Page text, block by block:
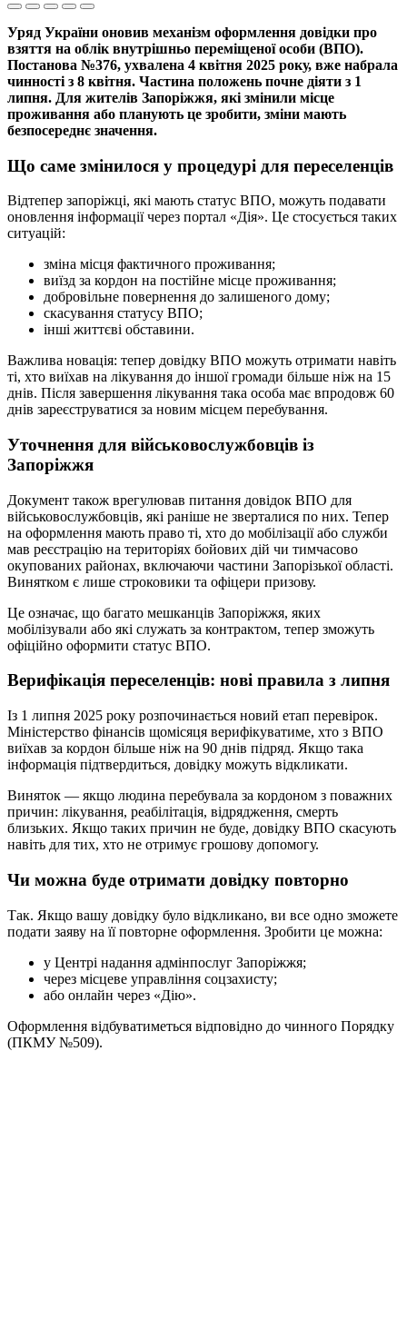
Уряд України оновив механізм оформлення довідки про
взяття на облік внутрішньо переміщеної особи (ВПО).
Постанова №376, ухвалена 4 квітня 2025 року, вже набрала
чинності з 8 квітня. Частина положень почне діяти з 1
липня. Для жителів Запоріжжя, які змінили місце
проживання або планують це зробити, зміни мають
безпосереднє значення.
Що саме змінилося у процедурі для переселенців
Відтепер запоріжці, які мають статус ВПО, можуть подавати
оновлення інформації через портал «Дія». Це стосується таких
ситуацій:
зміна місця фактичного проживання;
виїзд за кордон на постійне місце проживання;
добровільне повернення до залишеного дому;
скасування статусу ВПО;
інші життєві обставини.
Важлива новація: тепер довідку ВПО можуть отримати навіть
ті, хто виїхав на лікування до іншої громади більше ніж на 15
днів. Після завершення лікування така особа має впродовж 60
днів зареєструватися за новим місцем перебування.
Уточнення для військовослужбовців із
Запоріжжя
Документ також врегулював питання довідок ВПО для
військовослужбовців, які раніше не зверталися по них. Тепер
на оформлення мають право ті, хто до мобілізації або служби
мав реєстрацію на територіях бойових дій чи тимчасово
окупованих районах, включаючи частини Запорізької області.
Винятком є лише строковики та офіцери призову.
Це означає, що багато мешканців Запоріжжя, яких
мобілізували або які служать за контрактом, тепер зможуть
офіційно оформити статус ВПО.
Верифікація переселенців: нові правила з липня
Із 1 липня 2025 року розпочинається новий етап перевірок.
Міністерство фінансів щомісяця верифікуватиме, хто з ВПО
виїхав за кордон більше ніж на 90 днів підряд. Якщо така
інформація підтвердиться, довідку можуть відкликати.
Виняток — якщо людина перебувала за кордоном з поважних
причин: лікування, реабілітація, відрядження, смерть
близьких. Якщо таких причин не буде, довідку ВПО скасують
навіть для тих, хто не отримує грошову допомогу.
Чи можна буде отримати довідку повторно
Так. Якщо вашу довідку було відкликано, ви все одно зможете
подати заяву на її повторне оформлення. Зробити це можна:
у Центрі надання адмінпослуг Запоріжжя;
через місцеве управління соцзахисту;
або онлайн через «Дію».
Оформлення відбуватиметься відповідно до чинного Порядку
(ПКМУ №509).